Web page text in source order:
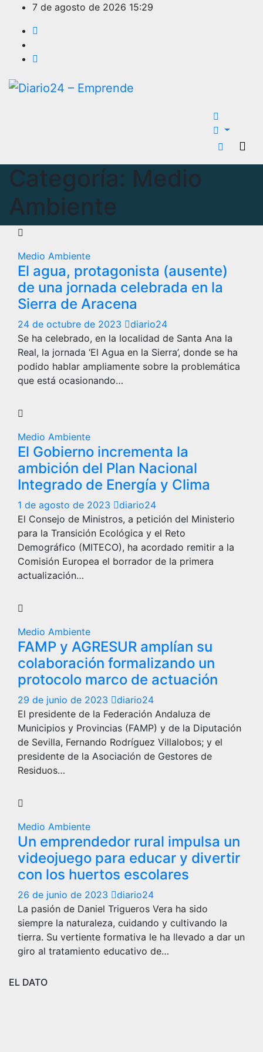
contenido
7 de agosto de 2026 15:29
Categoría: Medio
Ambiente
Medio Ambiente
El agua, protagonista (ausente)
de una jornada celebrada en la
Sierra de Aracena
24 de octubre de 2023
diario24
Se ha celebrado, en la localidad de Santa Ana la
Real, la jornada ‘El Agua en la Sierra’, donde se ha
podido hablar ampliamente sobre la problemática
que está ocasionando…
Medio Ambiente
El Gobierno incrementa la
ambición del Plan Nacional
Integrado de Energía y Clima
1 de agosto de 2023
diario24
El Consejo de Ministros, a petición del Ministerio
para la Transición Ecológica y el Reto
Demográfico (MITECO), ha acordado remitir a la
Comisión Europea el borrador de la primera
actualización…
Medio Ambiente
FAMP y AGRESUR amplían su
colaboración formalizando un
protocolo marco de actuación
29 de junio de 2023
diario24
El presidente de la Federación Andaluza de
Municipios y Provincias (FAMP) y de la Diputación
de Sevilla, Fernando Rodríguez Villalobos; y el
presidente de la Asociación de Gestores de
Residuos…
Medio Ambiente
Un emprendedor rural impulsa un
videojuego para educar y divertir
con los huertos escolares
26 de junio de 2023
diario24
La pasión de Daniel Trigueros Vera ha sido
siempre la naturaleza, cuidando y cultivando la
tierra. Su vertiente formativa le ha llevado a dar un
giro al tratamiento educativo de…
EL DATO